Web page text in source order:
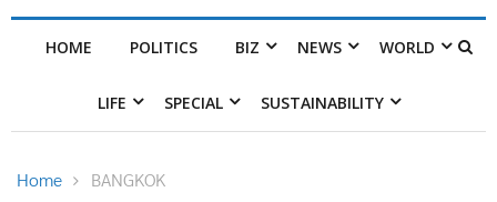
HOME POLITICS BIZ NEWS WORLD
LIFE SPECIAL SUSTAINABILITY
Home BANGKOK